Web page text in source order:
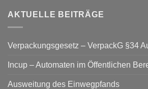
AKTUELLE BEITRÄGE
Verpackungsgesetz – VerpackG §34
Incup – Automaten im Öffentlichen
Ausweitung des Einwegpfands